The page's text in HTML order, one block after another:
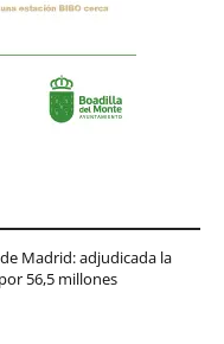
Madrid: adjudicada la
56,5 millones